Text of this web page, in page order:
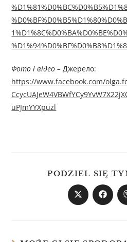
Фото і відео – Джерелo:
https://www.facebook.com/
uPJmYYXpuzl
PODZIEL SIĘ